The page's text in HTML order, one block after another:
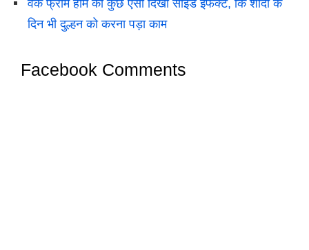
वर्क फ्रॉम होम का कुछ ऐसा दिखा साइड इफेक्ट, कि शादी के
दिन भी दुल्हन को करना पड़ा काम
Facebook Comments